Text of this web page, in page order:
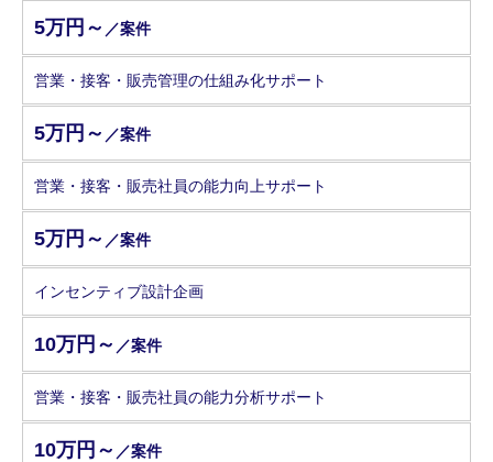
5万円～ ／案件
営業・接客・販売管理の仕組み化サポート
5万円～ ／案件
営業・接客・販売社員の能力向上サポート
5万円～ ／案件
インセンティブ設計企画
10万円～ ／案件
営業・接客・販売社員の能力分析サポート
10万円～ ／案件